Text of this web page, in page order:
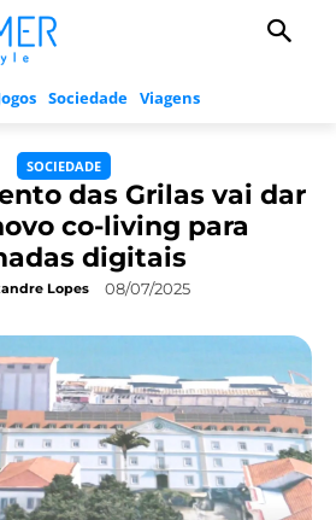
Sociedade Viagens
SOCIEDADE
das Grilas vai dar
co-living para
digitais
Lopes 08/07/2025